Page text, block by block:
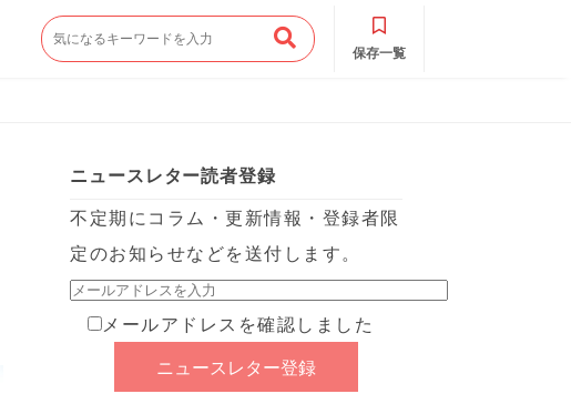
保存一覧
ニュースレター読者登録
不定期にコラム・更新情報・登録者限
定のお知らせなどを送付します。
メールアドレスを確認しました